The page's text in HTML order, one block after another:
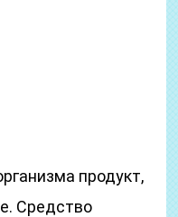
продукт,
Средство